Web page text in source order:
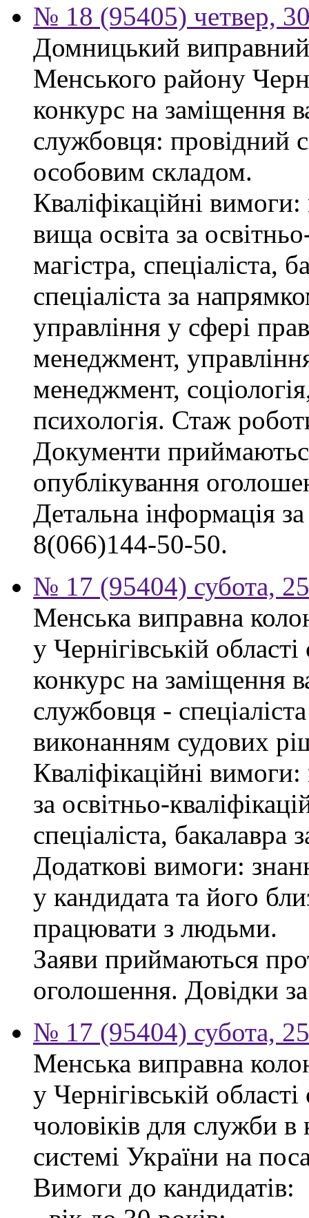
№ 18 (95405) четвер,
Домницький
Менського району
конкурс на заміщення
службовця: провідний
особовим складом.
Кваліфікаційні
вища освіта за
магістра, спеціаліста,
спеціаліста за
управління у сфері
менеджмент,
менеджмент,
психологія. Стаж
Документи
опублікування
Детальна інформація
8(066)144-50-50.
№ 17 (95404) субота,
Менська виправна
у Чернігівській
конкурс на заміщення
службовця -
виконанням судових
Кваліфікаційні
за освітньо-
спеціаліста,
Додаткові вимоги:
у кандидата та його
працювати з людьми.
Заяви приймаються
оголошення. Довідки
№ 17 (95404) субота,
Менська виправна
у Чернігівській
чоловіків для служби
системі України на
Вимоги до кандидатів: